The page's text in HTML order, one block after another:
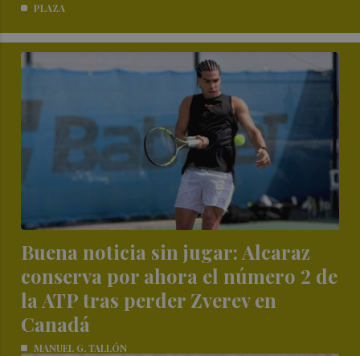
PLAZA
Buena noticia sin jugar: Alcaraz
conserva por ahora el número 2 de
la ATP tras perder Zverev en
Canadá
MANUEL G. TALLÓN